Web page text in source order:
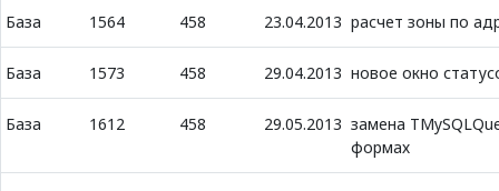
База 1564 458 23.04.2013 расчет зоны по
База 1573 458 29.04.2013 новое окно
База 1612 458 29.05.2013 замена
формах